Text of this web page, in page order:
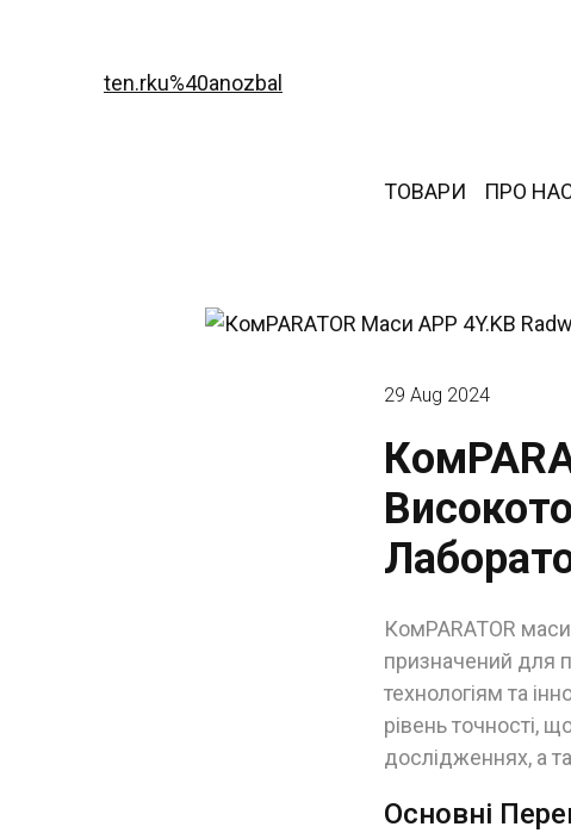
ten.rku%40anozbal
ТОВАРИ ПРО
29 Aug 2024
КомPARATOR
призначений для
технологіям та
рівень точності,
дослідженнях, а
Основні